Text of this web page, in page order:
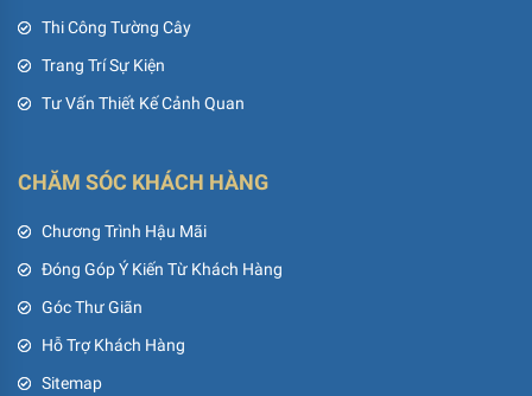
Thi Công Tường Cây
Trang Trí Sự Kiện
Tư Vấn Thiết Kế Cảnh Quan
CHĂM SÓC KHÁCH HÀNG
Chương Trình Hậu Mãi
Đóng Góp Ý Kiến Từ Khách Hàng
Góc Thư Giãn
Hỗ Trợ Khách Hàng
Sitemap